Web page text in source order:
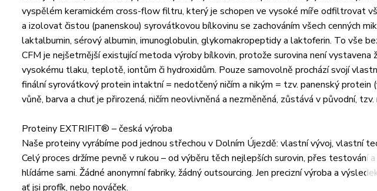
vyspělém keramickém cross-flow filtru, který je schopen ve vysoké míře odfiltrovat
a izolovat čistou (panenskou) syrovátkovou bílkovinu se zachováním všech cenných
laktalbumin, sérový albumin, imunoglobulin, glykomakropeptidy a laktoferin. To vše
CFM je nejšetrnější existující metoda výroby bílkovin, protože surovina není vystavena
vysokému tlaku, teplotě, iontům či hydroxidům. Pouze samovolně prochází svojí
finální syrovátkový protein intaktní = nedotčený ničím a nikým = tzv. panenský protein
vůně, barva a chuť je přirozená, ničím neovlivněná a nezměněná, zůstává v původní,
Proteiny EXTRIFIT® – česká výroba
Naše proteiny vyrábíme pod jednou střechou v Dolním Újezdě: vlastní vývoj, vlastní
Celý proces držíme pevně v rukou – od výběru těch nejlepších surovin, přes testování a
hlídáme sami. Žádné anonymní fabriky, žádný outsourcing. Jen precizní výroba a
ať jsi profík, nebo nováček.